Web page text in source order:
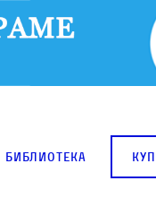
Библиотека